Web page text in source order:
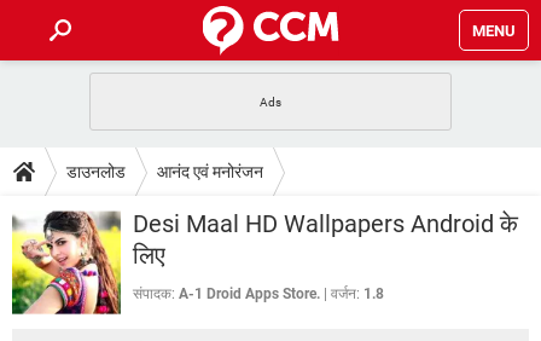
MENU
फोन पर अकाउंट बैलेंस चेक
WhatsApp Hack हो गया? Lucky Patcher यूज करें
टेक-स्पेशल
2020 के फ्री एंटीवायरस
बेस्ट फ्री ऑनलाइन गेम्स
डाउनलोड
Vidmate
WhatsRemoved+
FORUM
डाउनलोड आनंद एवं मनोरंजन
Desi Maal HD Wallpapers Android के
लिए
संपादक: A-1 Droid Apps Store. वर्जन: 1.8